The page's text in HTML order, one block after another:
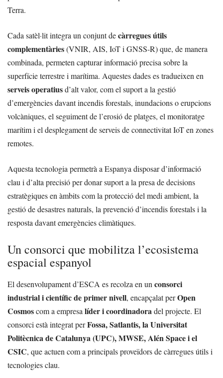
Terra.
Cada satèl·lit integra un conjunt decàrregues útils
complementàries(VNIR, AIS, IoT i GNSS-R) que, de manera
combinada, permeten capturar informació precisa sobre la
superfície terrestre i marítima. Aquestes dades es tradueixen en
serveis operatiusd’alt valor, com el suport a la gestió
d’emergències davant incendis forestals, inundacions o erupcions
volcàniques, el seguiment de l’erosió de platges, el monitoratge
marítim i el desplegament de serveis de connectivitat IoT en zones
remotes.
Aquesta tecnologia permetrà a Espanya disposar d’informació
clau i d’alta precisió per donar suport a la presa de decisions
estratègiques en àmbits com la protecció del medi ambient, la
gestió de desastres naturals, la prevenció d’incendis forestals i la
resposta davant emergències climàtiques.
Un consorci que mobilitza l’ecosistema
espacial espanyol
El desenvolupament d’ESCA es recolza en un consorci
industrial i científic de primer nivell, encapçalat perOpen
Cosmoscom a empresa líder i coordinadora del projecte. El
consorci està integrat perFossa, Satlantis, la Universitat
Politècnica de Catalunya (UPC), MWSE, Alén Space i el
CSIC, que actuen com a principals proveïdors de càrregues útils i
tecnologies clau.